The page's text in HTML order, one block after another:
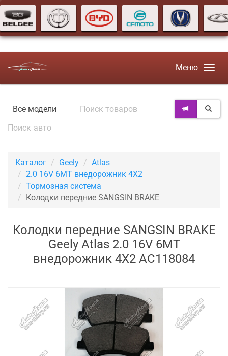
Меню
Каталог Geely
Atlas
2.0 16V 6MT внедорожник 4X2
Тормозная система
Колодки передние SANGSIN BRAKE
Колодки передние SANGSIN BRAKE
Geely Atlas 2.0 16V 6MT
внедорожник 4X2 AC118084